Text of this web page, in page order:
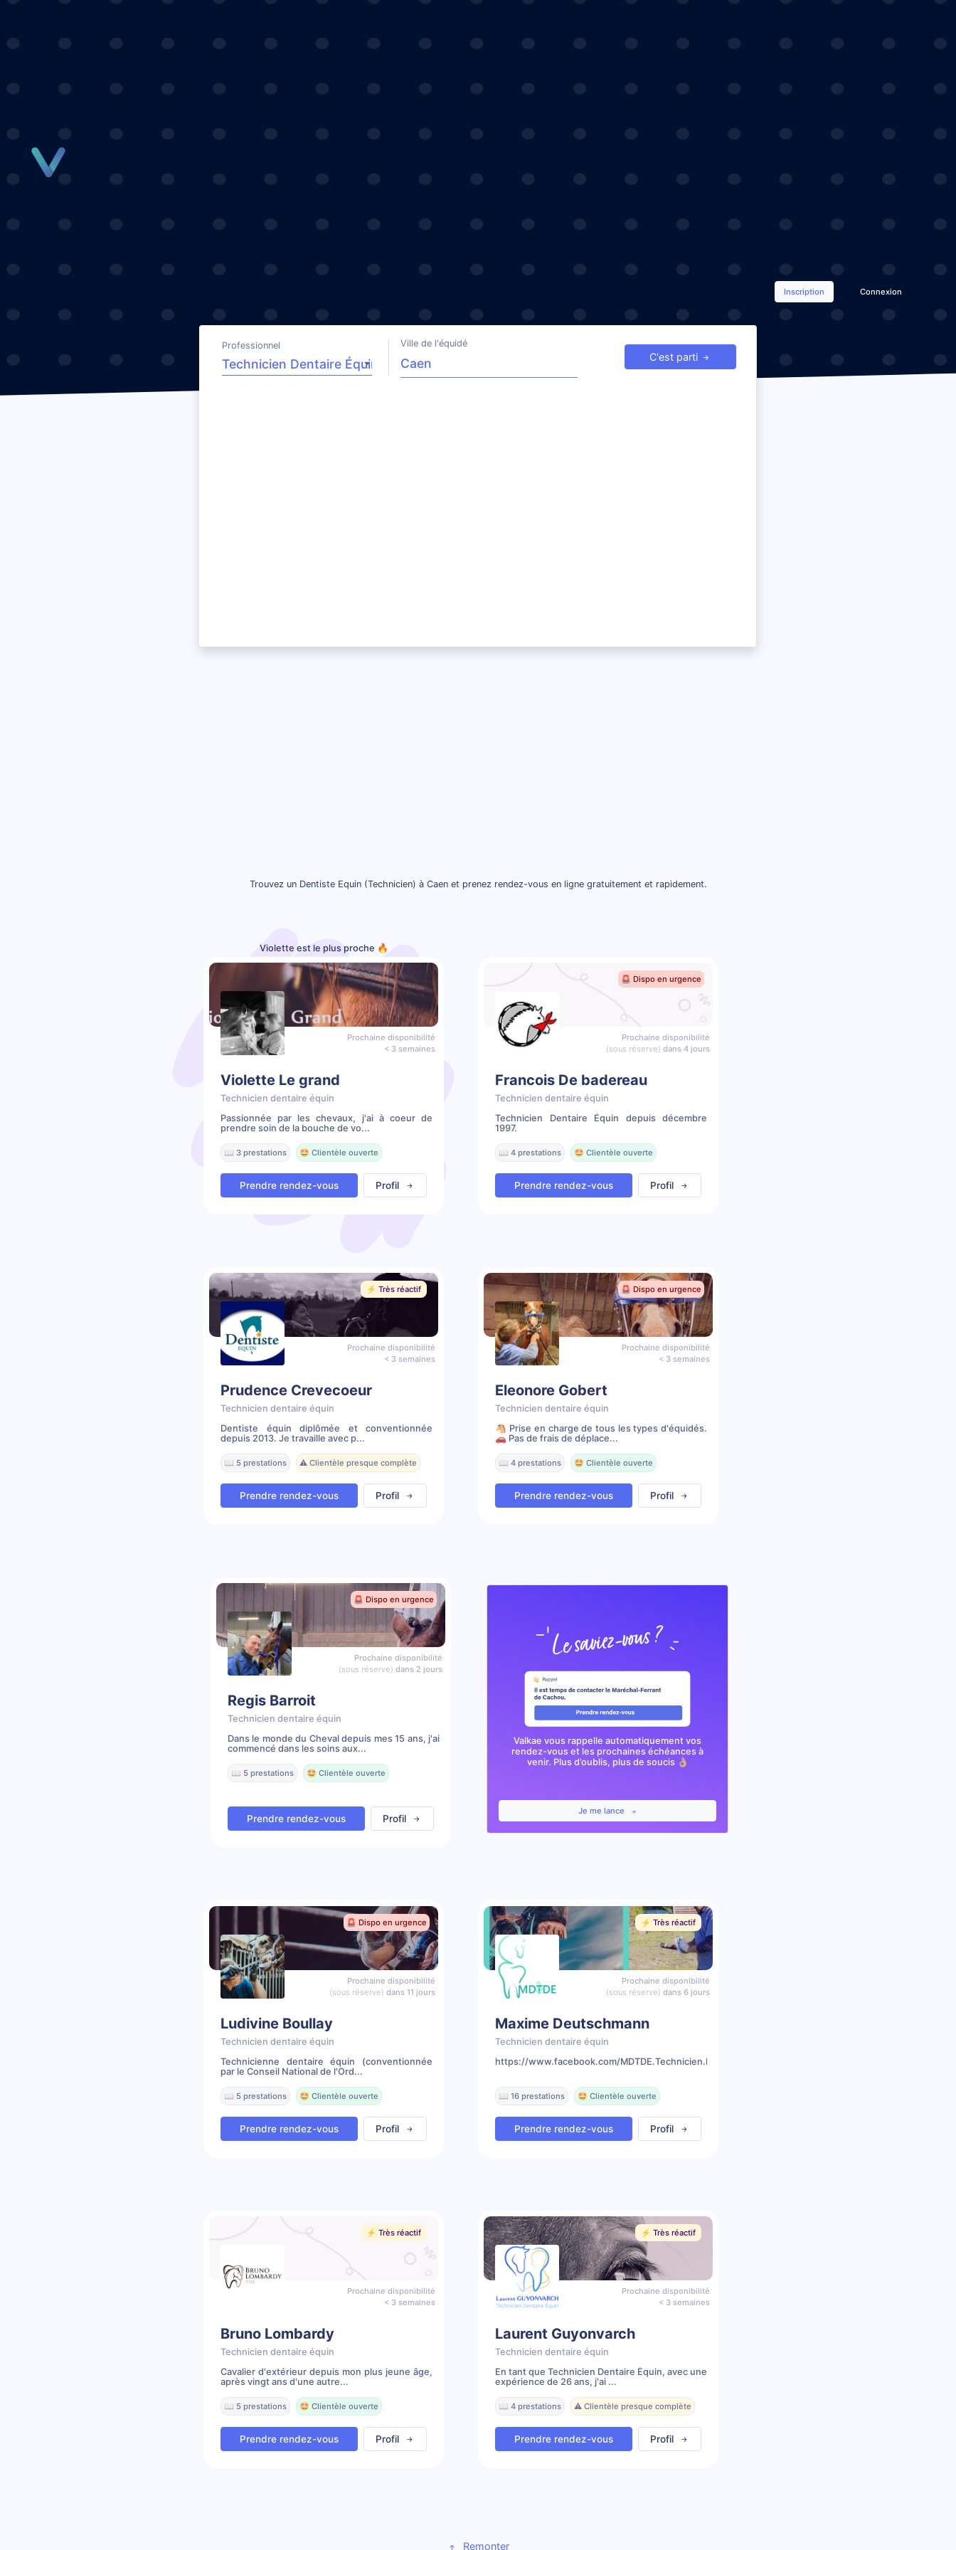
Inscription Connexion
Professionnel Ville de l'équidé
C'est parti
Trouvez un Dentiste Equin (Technicien) à Caen et prenez rendez-vous en ligne gratuitement et rapidement.
Violette est le plus proche 🔥
Prochaine disponibilité
< 3 semaines
Violette Le grand
Technicien dentaire équin
Passionnée par les chevaux, j'ai à coeur de
prendre soin de la bouche de vo...
📖 3 prestations 🤩 Clientèle ouverte
Prendre rendez-vous Profil
🚨 Dispo en urgence
Prochaine disponibilité
(sous réserve) dans 4 jours
Francois De badereau
Technicien dentaire équin
Technicien Dentaire Équin depuis décembre
1997.
📖 4 prestations 🤩 Clientèle ouverte
Prendre rendez-vous Profil
⚡️ Très réactif
Prochaine disponibilité
< 3 semaines
Prudence Crevecoeur
Technicien dentaire équin
Dentiste équin diplômée et conventionnée
depuis 2013. Je travaille avec p...
📖 5 prestations ⚠️ Clientèle presque complète
Prendre rendez-vous Profil
🚨 Dispo en urgence
Prochaine disponibilité
< 3 semaines
Eleonore Gobert
Technicien dentaire équin
🐴 Prise en charge de tous les types d'équidés.
🚗 Pas de frais de déplace...
📖 4 prestations 🤩 Clientèle ouverte
Prendre rendez-vous Profil
🚨 Dispo en urgence
Prochaine disponibilité
(sous réserve) dans 2 jours
Regis Barroit
Technicien dentaire équin
Dans le monde du Cheval depuis mes 15 ans, j'ai
commencé dans les soins aux...
📖 5 prestations 🤩 Clientèle ouverte
Prendre rendez-vous Profil
Valkae vous rappelle automatiquement vos
rendez-vous et les prochaines échéances à
venir. Plus d’oublis, plus de soucis 👌🏼
Je me lance
🚨 Dispo en urgence
Prochaine disponibilité
(sous réserve) dans 11 jours
Ludivine Boullay
Technicien dentaire équin
Technicienne dentaire équin (conventionnée
par le Conseil National de l'Ord...
📖 5 prestations 🤩 Clientèle ouverte
Prendre rendez-vous Profil
⚡️ Très réactif
Prochaine disponibilité
(sous réserve) dans 6 jours
Maxime Deutschmann
Technicien dentaire équin
https://www.facebook.com/MDTDE.Technicien.Dentaire.Equin
📖 16 prestations 🤩 Clientèle ouverte
Prendre rendez-vous Profil
⚡️ Très réactif
Prochaine disponibilité
< 3 semaines
Bruno Lombardy
Technicien dentaire équin
Cavalier d'extérieur depuis mon plus jeune âge,
après vingt ans d'une autre...
📖 5 prestations 🤩 Clientèle ouverte
Prendre rendez-vous Profil
⚡️ Très réactif
Prochaine disponibilité
< 3 semaines
Laurent Guyonvarch
Technicien dentaire équin
En tant que Technicien Dentaire Équin, avec une
expérience de 26 ans, j'ai ...
📖 4 prestations ⚠️ Clientèle presque complète
Prendre rendez-vous Profil
Remonter